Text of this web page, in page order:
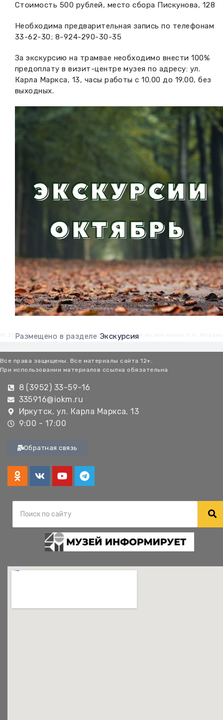
Партнеры
Дирекция
Стоимость 500 рублей, место сбора Пискунова, 128
Необходима предварительная запись по телефонам
33-62-30; 8-924-290-30-35
За экскурсию на трамвае необходимо внести 100%
предоплату в визит-центре музея по адресу: ул.
Карла Маркса, 13, часы работы с 10.00 до 19.00, без
выходных.
Размещено в разделе Экскурсия
© 2026 Иркутский областной краеведческий музей имени Н.Н.
Все права защищены. Все материалы сайта 12+.
При использовании материалов ссылка обязательна
8 (3952) 33-59-16
335916@iokm.ru
Иркутск, ул. Карла Маркса, 13
9:00 - 17:00
Обратная связь